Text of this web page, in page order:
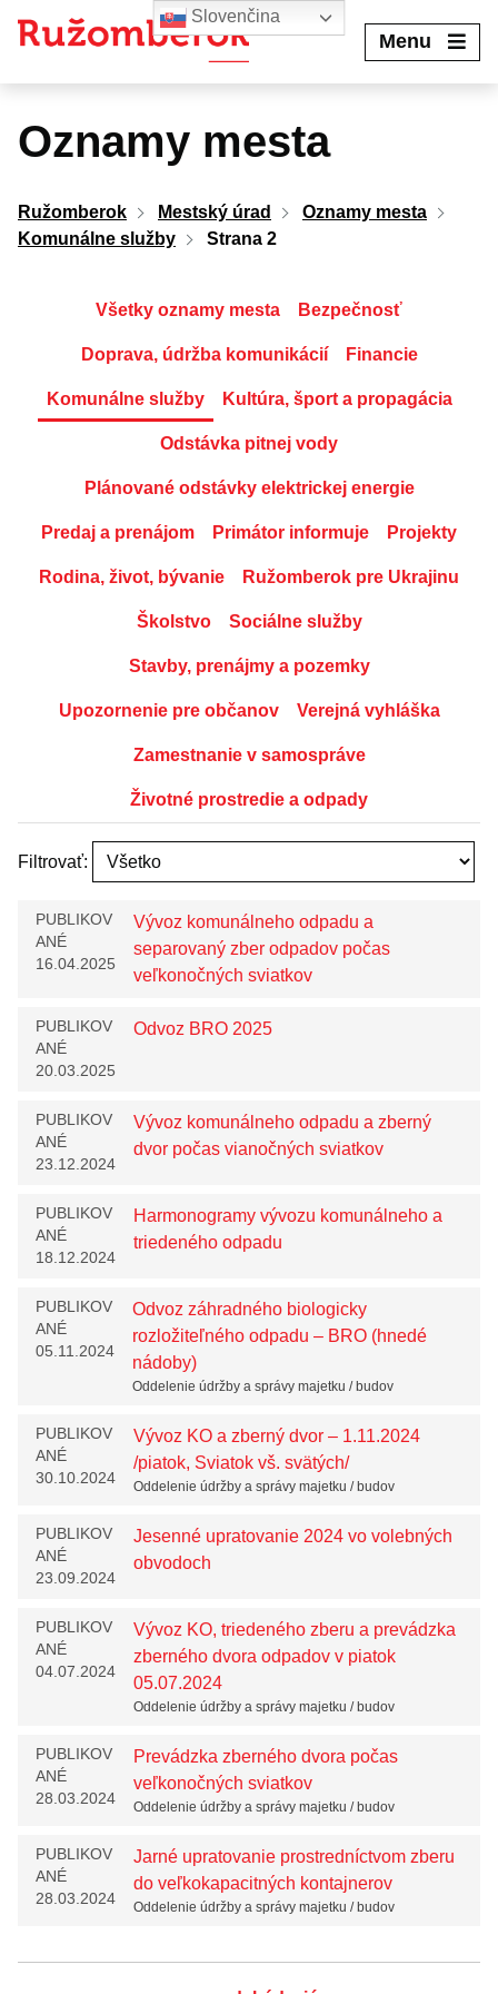
Menu
Oznamy mesta
Ružomberok Mestský úrad
Oznamy mesta
Komunálne služby
Strana 2
Všetky oznamy mesta Bezpečnosť
Doprava, údržba komunikácií Financie
Komunálne služby Kultúra, šport a propagácia
Odstávka pitnej vody
Plánované odstávky elektrickej energie
Predaj a prenájom Primátor informuje Projekty
Rodina, život, bývanie Ružomberok pre Ukrajinu
Školstvo Sociálne služby
Stavby, prenájmy a pozemky
Upozornenie pre občanov Verejná vyhláška
Zamestnanie v samospráve
Životné prostredie a odpady
Filtrovať:
PUBLIKOV
ANÉ
16.04.2025
Vývoz komunálneho odpadu a
separovaný zber odpadov počas
veľkonočných sviatkov
PUBLIKOV
ANÉ
20.03.2025
Odvoz BRO 2025
PUBLIKOV
ANÉ
23.12.2024
Vývoz komunálneho odpadu a zberný
dvor počas vianočných sviatkov
PUBLIKOV
ANÉ
18.12.2024
Harmonogramy vývozu komunálneho a
triedeného odpadu
PUBLIKOV
ANÉ
05.11.2024
Odvoz záhradného biologicky
rozložiteľného odpadu – BRO (hnedé
nádoby)
Oddelenie údržby a správy majetku / budov
PUBLIKOV
ANÉ
30.10.2024
Vývoz KO a zberný dvor – 1.11.2024
/piatok, Sviatok vš. svätých/
Oddelenie údržby a správy majetku / budov
PUBLIKOV
ANÉ
23.09.2024
Jesenné upratovanie 2024 vo volebných
obvodoch
PUBLIKOV
ANÉ
04.07.2024
Vývoz KO, triedeného zberu a prevádzka
zberného dvora odpadov v piatok
05.07.2024
Oddelenie údržby a správy majetku / budov
PUBLIKOV
ANÉ
28.03.2024
Prevádzka zberného dvora počas
veľkonočných sviatkov
Oddelenie údržby a správy majetku / budov
PUBLIKOV
ANÉ
28.03.2024
Jarné upratovanie prostredníctvom zberu
do veľkokapacitných kontajnerov
Oddelenie údržby a správy majetku / budov
Slovenčina